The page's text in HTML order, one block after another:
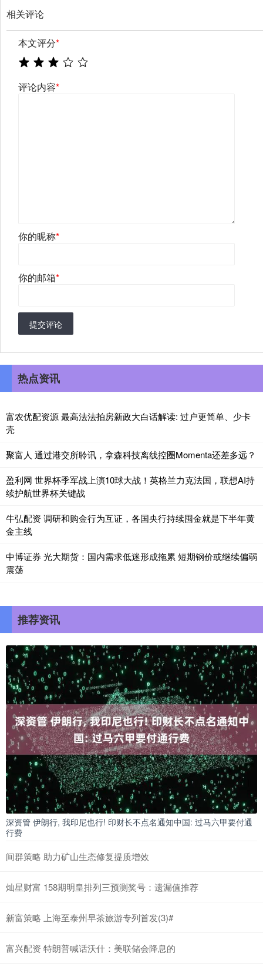
相关评论
本文评分*
评论内容*
你的昵称*
你的邮箱*
提交评论
热点资讯
富农优配资源 最高法法拍房新政大白话解读: 过户更简单、少卡
壳
聚富人 通过港交所聆讯，拿森科技离线控圈Momenta还差多远？
盈利网 世界杯季军战上演10球大战！英格兰力克法国，联想AI持
续护航世界杯关键战
牛弘配资 调研和购金行为互证，各国央行持续囤金就是下半年黄
金主线
中博证券 光大期货：国内需求低迷形成拖累 短期钢价或继续偏弱
震荡
推荐资讯
深资管 伊朗行, 我印尼也行! 印财长不点名通知中国: 过马六甲要付通
行费
间群策略 助力矿山生态修复提质增效
灿星财富 158期明皇排列三预测奖号：遗漏值推荐
新富策略 上海至泰州早茶旅游专列首发(3)#
富兴配资 特朗普喊话沃什：美联储会降息的